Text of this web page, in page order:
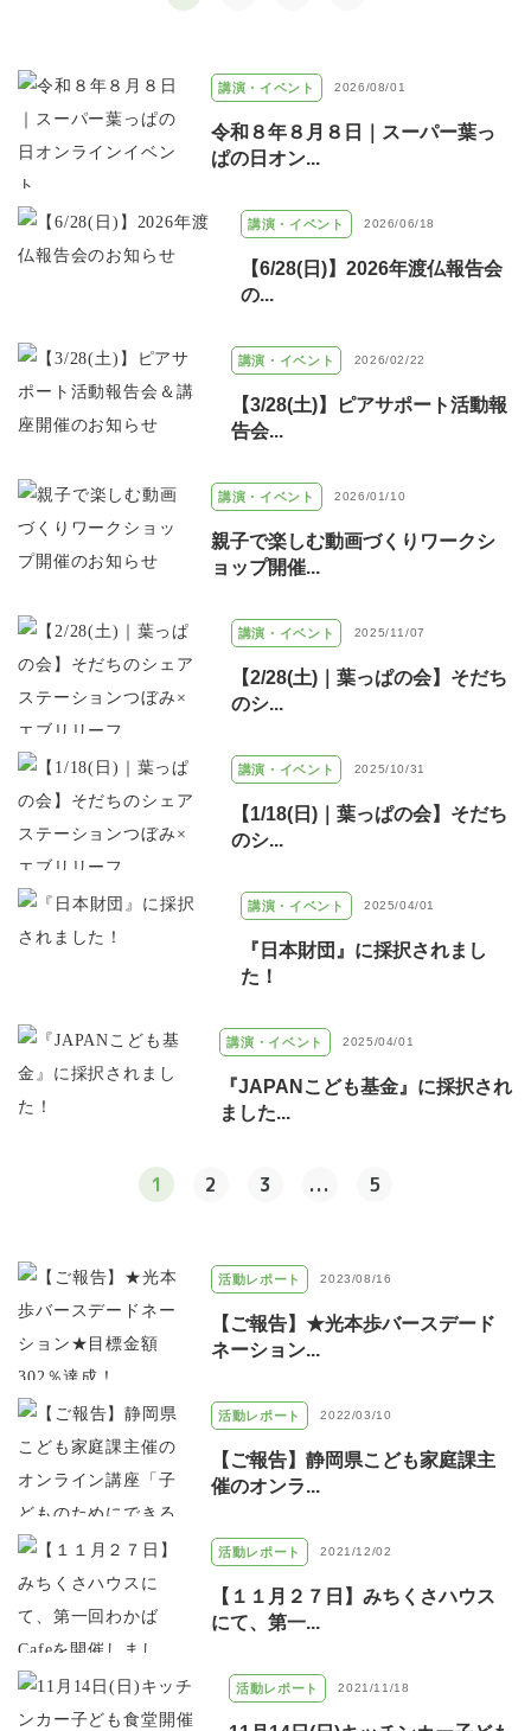
講演・イベント 2026/08/01
令和８年８月８日｜スーパー葉っ
ぱの日オン...
講演・イベント 2026/06/18
【6/28(日)】2026年渡仏報告会
の...
講演・イベント 2026/02/22
【3/28(土)】ピアサポート活動報
告会...
講演・イベント 2026/01/10
親子で楽しむ動画づくりワークシ
ョップ開催...
講演・イベント 2025/11/07
【2/28(土)｜葉っぱの会】そだち
のシ...
講演・イベント 2025/10/31
【1/18(日)｜葉っぱの会】そだち
のシ...
講演・イベント 2025/04/01
『日本財団』に採択されまし
た！
講演・イベント 2025/04/01
『JAPANこども基金』に採択され
ました...
1 2 3 ... 5
活動レポート 2023/08/16
【ご報告】★光本歩バースデード
ネーション...
活動レポート 2022/03/10
【ご報告】静岡県こども家庭課主
催のオンラ...
活動レポート 2021/12/02
【１１月２７日】みちくさハウス
にて、第一...
活動レポート 2021/11/18